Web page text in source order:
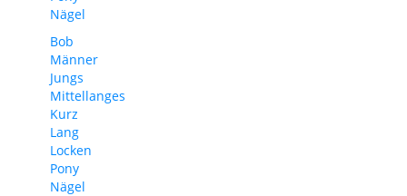
Nägel
Bob
Männer
Jungs
Mittellanges
Kurz
Lang
Locken
Pony
Nägel